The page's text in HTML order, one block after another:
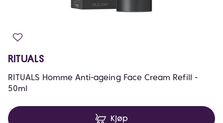
RITUALS
RITUALS Homme Anti-ageing Face Cream Refill -
50ml
Kjøp